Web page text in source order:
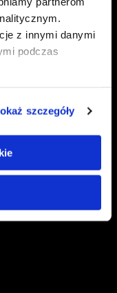
z innymi danymi
podczas
szczegóły